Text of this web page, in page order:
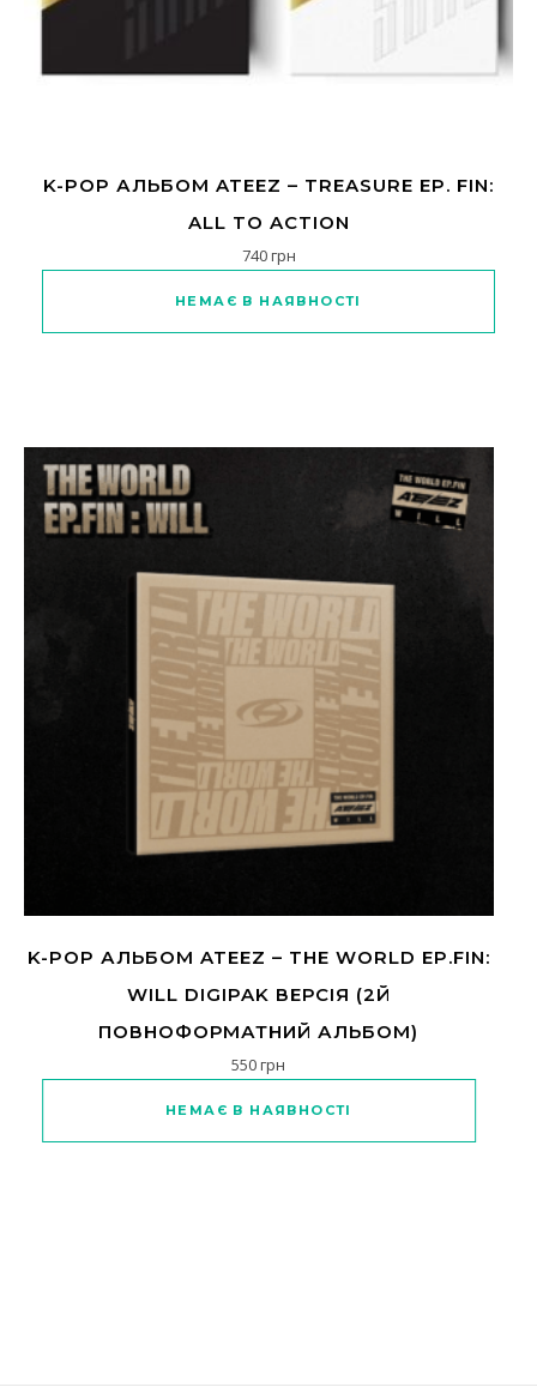
K-POP АЛЬБОМ ATEEZ – TREASURE EP. FIN:
ALL TO ACTION
740грн
НЕМАЄ В НАЯВНОСТІ
K-POP АЛЬБОМ ATEEZ – THE WORLD EP.FIN:
WILL DIGIPAK ВЕРСІЯ (2Й
ПОВНОФОРМАТНИЙ АЛЬБОМ)
550грн
НЕМАЄ В НАЯВНОСТІ